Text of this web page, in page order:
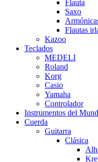
Flauta
Saxo
Flautas
Kazoo
Teclados
MEDELI
Roland
Korg
Casio
Yamaha
Controlador
Instrumentos del
Cuerda
Guitarra
Clásica